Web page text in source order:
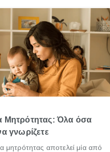
Μητρότητας: Όλα όσα
γνωρίζετε
μητρότητας αποτελεί μία από